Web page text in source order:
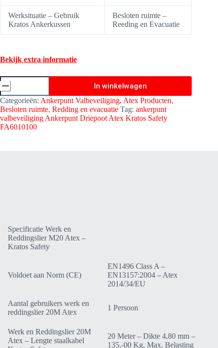
Werksituatie – Gebruik
Kratos Ankerkussen
Besloten ruimte –
Reeding en Evacuatie
Bekijk extra informatie
Werk
en
Reddingslier
20M
Atex
-
Kratos
In winkelwagen
Categorieën: Ankerpunt Valbeveiliging, Atex Producten,
Besloten ruimte, Redding en evacuatie Tag: ankerpunt
valbeveiliging Ankerpunt Driepoot Atex Kratos Safety
FA6010100
Specificatie Werk en
Reddingslier M20 Atex –
Kratos Safety
Voldoet aan Norm (CE)
EN1496 Class A –
EN13157:2004 – Atex
2014/34/EU
Aantal gebruikers werk en
reddingslier 20M Atex
1 Persoon
Werk en Reddingslier 20M
Atex – Lengte staalkabel
20 Meter – Dikte 4,80 mm –
135,-00 Kg. Max. Belasting